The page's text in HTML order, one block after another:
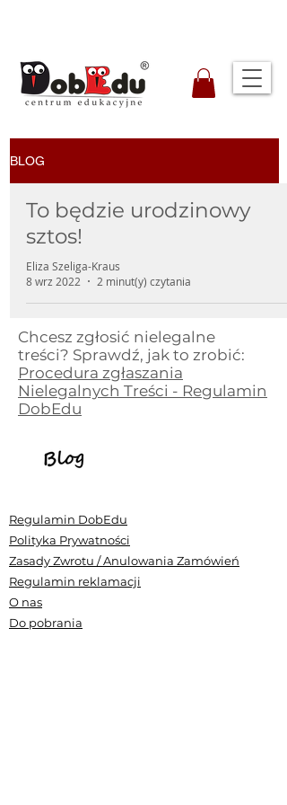
BLOG
To będzie urodzinowy
sztos!
Eliza Szeliga-Kraus
8 wrz 2022
2 minut(y) czytania
Chcesz zgłosić nielegalne
treści? Sprawdź, jak to zrobić:
Procedura zgłaszania
Nielegalnych Treści - Regulamin
DobEdu
Regulamin DobEdu
Polityka Prywatności
Zasady Zwrotu / Anulowania Zamówień
Regulamin reklamacji
O nas
Do pobrania